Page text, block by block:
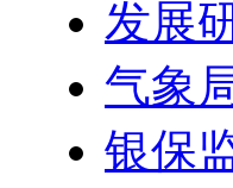
发展
气象
银保